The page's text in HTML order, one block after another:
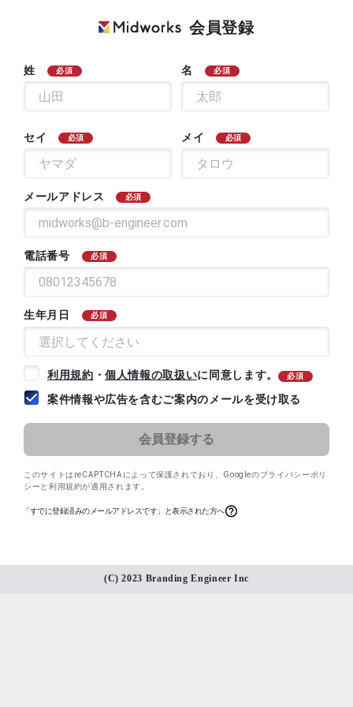
会員登録
姓 必須 名 必須
セイ 必須 メイ 必須
メールアドレス 必須
電話番号 必須
生年月日 必須
利用規約 ・個人情報の取扱いに同意します。 必須
案件情報や広告を含むご案内のメールを受け取る
このサイトはreCAPTCHAによって保護されており、 Googleのプライバシーポリ
シー と 利用規約が適用されます。
「すでに登録済みのメールアドレスです」と表示された方へ
(C) 2023 Branding Engineer Inc